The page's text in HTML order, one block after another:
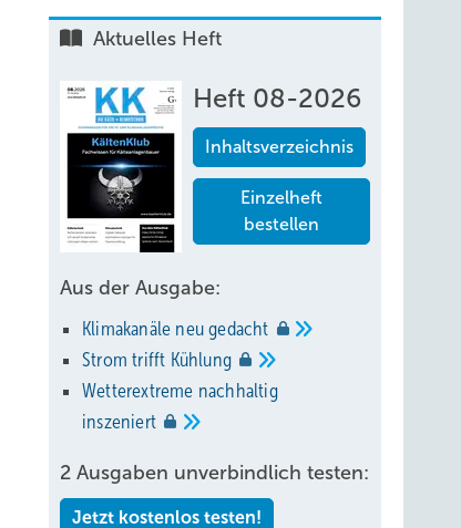
Aktuelles Heft
Heft 08-2026
Inhaltsverzeichnis
Einzelheft
bestellen
Aus der Ausgabe:
Klimakanäle neugedacht
Strom trifft Kühlung
Wetterextreme nachhaltig
inszeniert
2 Ausgaben unverbindlich testen:
Jetzt kostenlos testen!